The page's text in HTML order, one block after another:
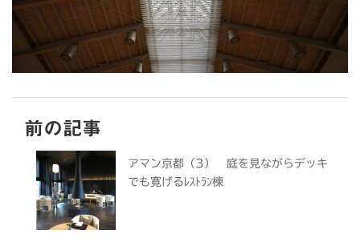
前の記事
アマン京都（3） 庭を見ながらデッキ
でも寛げるﾚｽﾄﾗﾝ棟